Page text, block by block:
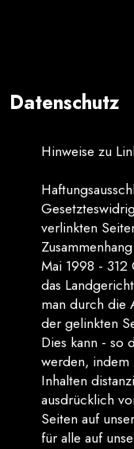
Datenschutz
Hinweise zu
verlinkten
Mai 1998 -
das
man durch die
der gelinkten
Dies kann - so
werden, indem
Inhalten
ausdrücklich
Seiten auf
für alle auf